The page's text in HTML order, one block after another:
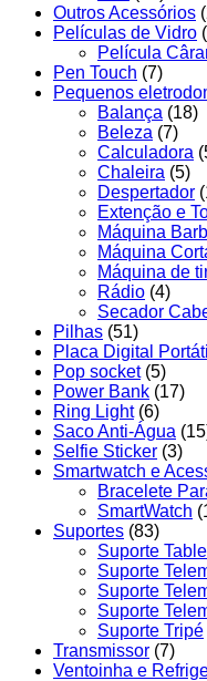
Outros Acessórios
Películas de Vidro
Película
Pen Touch (7)
Pequenos
Balança (18)
Beleza (7)
Calculadora
Chaleira (5)
Despertador
Extenção e
Máquina
Máquina
Máquina de
Rádio (4)
Secador
Pilhas (51)
Placa Digital Portátil
Pop socket (5)
Power Bank (17)
Ring Light (6)
Saco Anti-Água
Selfie Sticker (3)
Smartwatch e
Bracelete
SmartWatch
Suportes (83)
Suporte
Suporte
Suporte
Suporte
Suporte Tripé
Transmissor (7)
Ventoinha e